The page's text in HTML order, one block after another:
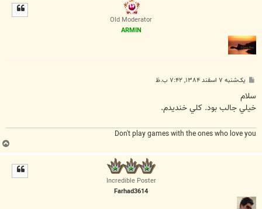
Old Moderator
ARMIN
پ
ت
یک‌شنبه ۷ اسفند ۱۳۸۴, ۷:۴۲ ب.ظ
سلام
خيلي جالب بود. کلي خنديدم.
Don't play games with the ones who love you
ب
ا
Incredible Poster
Farhad3614